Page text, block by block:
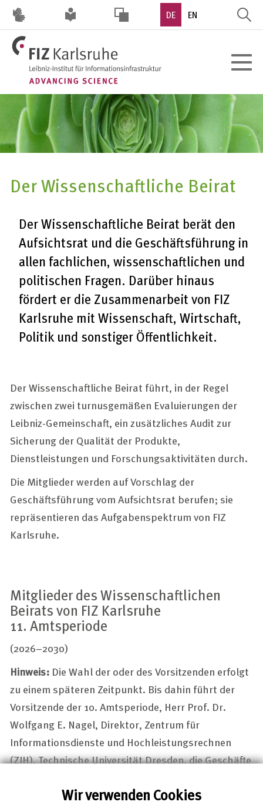
Wir verwenden Cookies
Direkt
zum
Inhalt
KONTRAST
DE EN
Toggle
Der Wissenschaftliche Beirat
Der Wissenschaftliche Beirat berät den
Aufsichtsrat und die Geschäftsführung in
allen fachlichen, wissenschaftlichen und
politischen Fragen. Darüber hinaus
fördert er die Zusammenarbeit von FIZ
Karlsruhe mit Wissenschaft, Wirtschaft,
Politik und sonstiger Öffentlichkeit.
Der Wissenschaftliche Beirat führt, in der Regel
zwischen zwei turnusgemäßen Evaluierungen der
Leibniz-Gemeinschaft, ein zusätzliches Audit zur
Sicherung der Qualität der Produkte,
Dienstleistungen und Forschungsaktivitäten durch.
Die Mitglieder werden auf Vorschlag der
Geschäftsführung vom Aufsichtsrat berufen; sie
repräsentieren das Aufgabenspektrum von FIZ
Karlsruhe.
Mitglieder des Wissenschaftlichen
Beirats von FIZ Karlsruhe
11. Amtsperiode
(2026–2030)
Hinweis: Die Wahl der oder des Vorsitzenden erfolgt
zu einem späteren Zeitpunkt. Bis dahin führt der
Vorsitzende der 10. Amtsperiode, Herr Prof. Dr.
Wolfgang E. Nagel, Direktor, Zentrum für
Informationsdienste und Hochleistungsrechnen
(ZIH), Technische Universität Dresden, die Geschäfte